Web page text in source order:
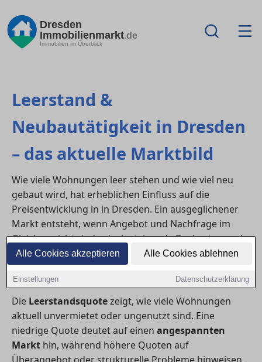
Alle Cookies akzeptieren Alle Cookies ablehnen
Einstellungen Datenschutzerklärung
Dresden
Immobilienmarkt.de
Immobilien im Überblick
Leerstand &
Neubautätigkeit in Dresden
– das aktuelle Marktbild
Wie viele Wohnungen leer stehen und wie viel neu
gebaut wird, hat erheblichen Einfluss auf die
Preisentwicklung in in Dresden. Ein ausgeglichener
Markt entsteht, wenn Angebot und Nachfrage im
Gleichgewicht sind – doch steigende Baukosten und
Zinsniveaus verändern derzeit die Dynamik deutlich.
1) Leerstand – ein wichtiger Indikator
Die Leerstandsquotezeigt, wie viele Wohnungen
aktuell unvermietet oder ungenutzt sind. Eine
niedrige Quote deutet auf einen angespannten
Markt hin, während höhere Quoten auf
Überangebot oder strukturelle Probleme hinweisen.